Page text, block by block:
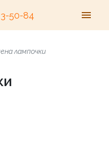
50-84
лампочки